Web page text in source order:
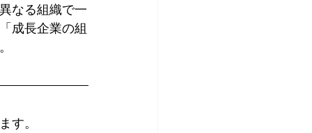
なる組織で一
成長企業の組
す。